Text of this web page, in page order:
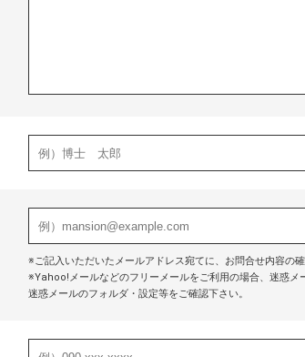
※ご記入いただいたメールアドレス宛てに、お問合せ内容の
※Yahoo!メールなどのフリーメールをご利用の場合、迷惑メ
迷惑メールのフォルダ・設定等をご確認下さい。